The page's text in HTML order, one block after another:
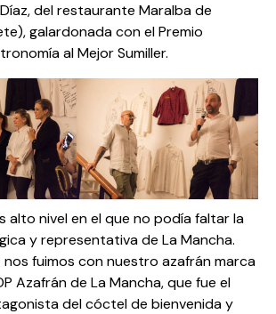
del restaurante Maralba de
galardonada con el Premio
al Mejor Sumiller.
alto nivel en el que no podía faltar la
y representativa de La Mancha.
nos fuimos con nuestro azafrán marca
Azafrán de La Mancha, que fue el
del cóctel de bienvenida y